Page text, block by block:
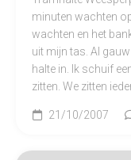
minuten wachten
wachten en het
uit mijn tas. Al
halte in. Ik schuif
zitten. We zitten
21/10/2007